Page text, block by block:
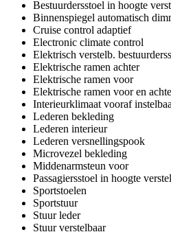
Bestuurdersstoel in hoogte
Binnenspiegel automatisch
Cruise control adaptief
Electronic climate control
Elektrisch verstelb.
Elektrische ramen achter
Elektrische ramen voor
Elektrische ramen voor en
Interieurklimaat vooraf
Lederen bekleding
Lederen interieur
Lederen versnellingspook
Microvezel bekleding
Middenarmsteun voor
Passagiersstoel in hoogte
Sportstoelen
Sportstuur
Stuur leder
Stuur verstelbaar